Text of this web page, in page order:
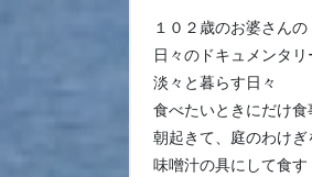
１０２歳のお婆さんの
日々のドキュメンタ
淡々と暮らす日々
食べたいときにだけ
朝起きて、庭のわけぎ
味噌汁の具にして食す